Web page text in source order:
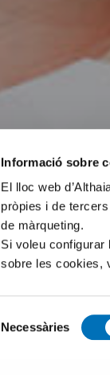
Informació sobre
El lloc web
pròpies i de
de màrqueting.
Si voleu configurar
sobre les cookies,
de
Necessàries